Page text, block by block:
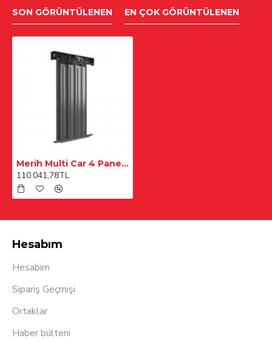
SON GÖRÜNTÜLENEN EN ÇOK GÖRÜNTÜLENEN
Merih Multi Car 4 Panel Merkezi 1100 mm Desenli Paslanmaz Kabin Kapısı
110.041,78TL
Hesabım
Hesabım
Sipariş Geçmişi
Ortaklar
Haber bülteni